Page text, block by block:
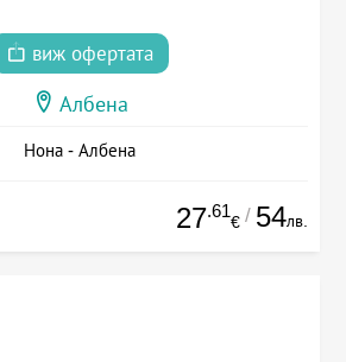
виж офертата
Албена
Нона - Албена
27.61
€ / 54лв.